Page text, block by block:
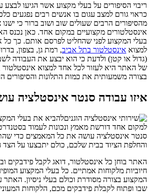
ריבוי הסיפורים על בעלי מקצוע אשר הגיעו
כראוי גורם למצב עגום בו אנשים רבים נפגעים
מהסיפורים הרבים שעולים שוב ושוב ברור כי ישנו
אינסטלטורים מקצועיים במקום אחד. כאן
בעלי המקצוע לפני שהחליט לפרסם אותם. כך כל
למצוא אינסטלטור בתל אביב, רמת גן, בצפון,
(גדול או קטן) ולדעת כי הוא יבצע את העבודה
של האתר היא לעזור לכל אחד למצוא אינסטלטור
בצורה משמעותית את כמות התלונות והסיפורים
איזו עבודה סנטר אינסטלציה
להביא את בעלי
למקום אחד דורשת מאמץ ונכונות לעמוד
סנטר אינסטלציה עושה את כל המאמצים כדי
והחלפת הציוד בבית שלכם, כולם יתבצעו על הצד
האתר בוחן כל אינסטלטור, דואג לקבל פידבקים
חיוביות מלקוחות אמתיים. כל בעלי המקצוע
המקצוע בצורה מסודרת וכולם בעלי ניסיון.
שבו ופתוח לקבלת פידבקים מכם, הלקוחות